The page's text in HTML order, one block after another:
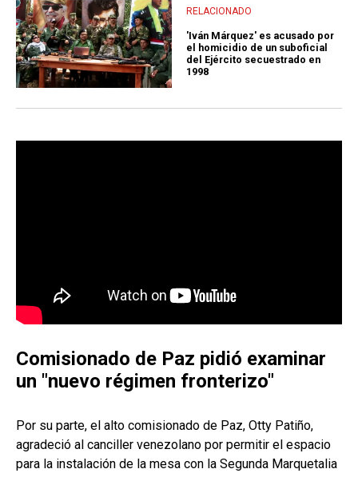
RELACIONADO
'Iván Márquez' es acusado por
el homicidio de un suboficial
del Ejército secuestrado en
1998
Comisionado de Paz pidió examinar
un "nuevo régimen fronterizo"
Por su parte, el alto comisionado de Paz, Otty Patiño,
agradeció al canciller venezolano por permitir el espacio
para la instalación de la mesa con la Segunda Marquetalia